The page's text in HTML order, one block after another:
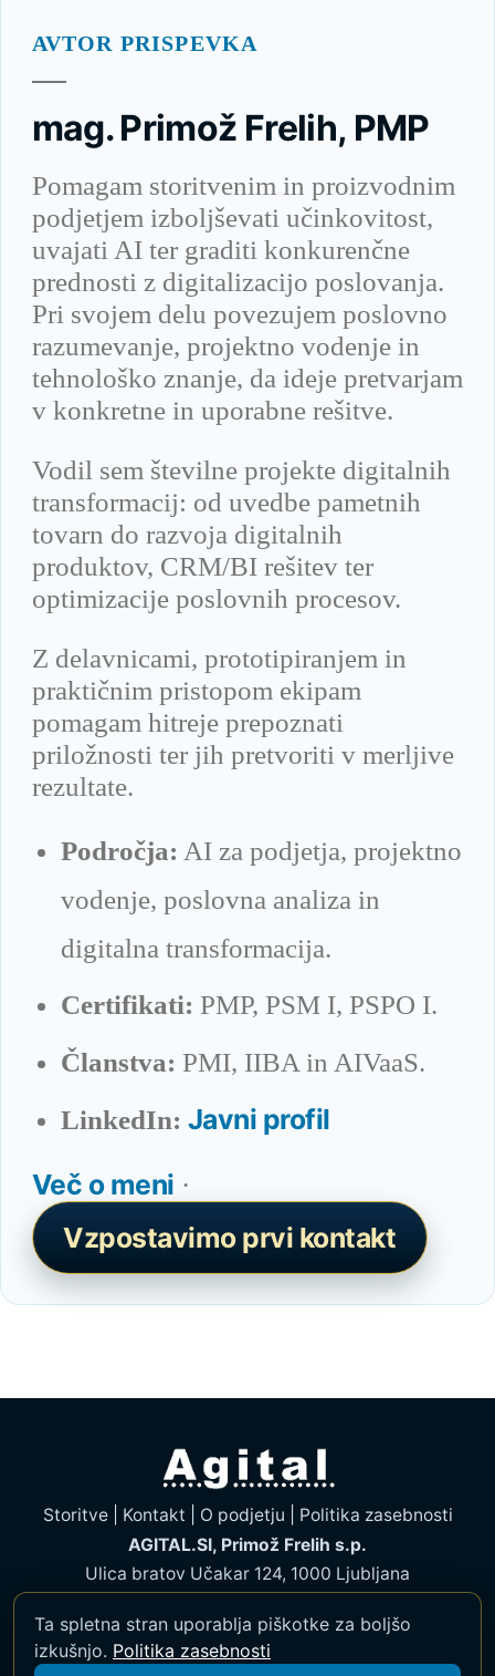
AVTOR PRISPEVKA
mag. Primož Frelih, PMP
Pomagam storitvenim in proizvodnim
podjetjem izboljševati učinkovitost,
uvajati AI ter graditi konkurenčne
prednosti z digitalizacijo poslovanja.
Pri svojem delu povezujem poslovno
razumevanje, projektno vodenje in
tehnološko znanje, da ideje pretvarjam
v konkretne in uporabne rešitve.
Vodil sem številne projekte digitalnih
transformacij: od uvedbe pametnih
tovarn do razvoja digitalnih
produktov, CRM/BI rešitev ter
optimizacije poslovnih procesov.
Z delavnicami, prototipiranjem in
praktičnim pristopom ekipam
pomagam hitreje prepoznati
priložnosti ter jih pretvoriti v merljive
rezultate.
Področja: AI za podjetja, projektno
vodenje, poslovna analiza in
digitalna transformacija.
Certifikati: PMP, PSM I, PSPO I.
Članstva: PMI, IIBA in AIVaaS.
LinkedIn: Javni profil
Več o meni ·
Vzpostavimo prvi kontakt
Storitve| Kontakt O podjetju
Politika zasebnosti
AGITAL.SI, Primož Frelih s.p.
Ulica bratov Učakar 124, 1000 Ljubljana
Izdelava spletne strani: Agital.si
Ta spletna stran uporablja piškotke za boljšo
izkušnjo. Politika zasebnosti